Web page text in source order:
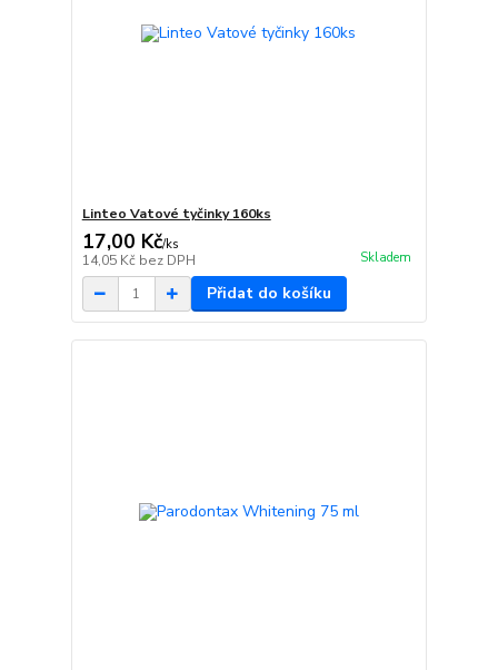
Linteo Vatové tyčinky 160ks
17,00 Kč/ks
14,05 Kč bez DPH Skladem
Přidat do košíku